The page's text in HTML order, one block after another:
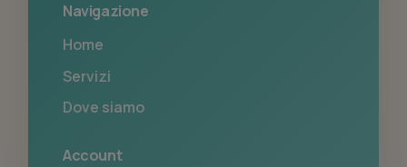
Navigazione
Home
Servizi
Dove siamo
Account